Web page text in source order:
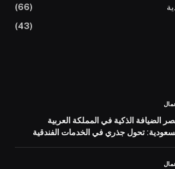
(66)
(43)
الضيافة الذكية في المملكة العربية
تحول جذري في الخدمات الفندقية